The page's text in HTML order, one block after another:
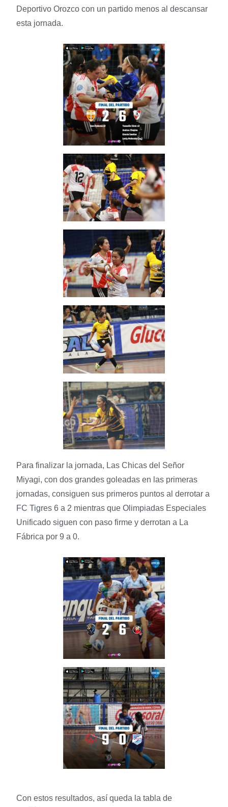
Deportivo Orozco con un partido menos al descansar
esta jornada.
Para finalizar la jornada, Las Chicas del Señor
Miyagi, con dos grandes goleadas en las primeras
jornadas, consiguen sus primeros puntos al derrotar a
FC Tigres 6 a 2 mientras que Olimpiadas Especiales
Unificado siguen con paso firme y derrotan a La
Fábrica por 9 a 0.
Con estos resultados, así queda la tabla de